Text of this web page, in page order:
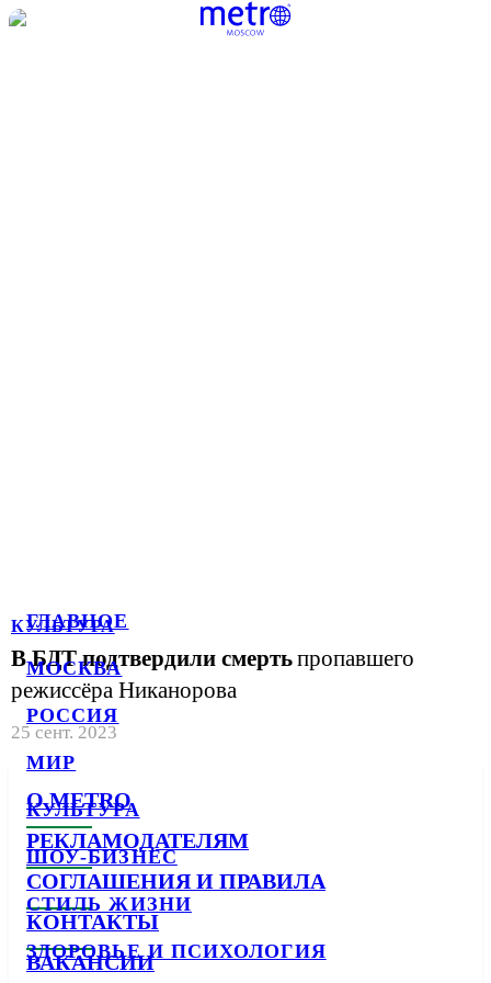
ГЛАВНОЕ
МОСКВА
РОССИЯ
МИР
КУЛЬТУРА
ШОУ-БИЗНЕС
СТИЛЬ ЖИЗНИ
ЗДОРОВЬЕ И ПСИХОЛОГИЯ
КУЛЬТУРА
В БДТ подтвердили смертьпропавшего
режиссёра Никанорова
25 сент. 2023
О METRO
РЕКЛАМОДАТЕЛЯМ
СОГЛАШЕНИЯ И ПРАВИЛА
КОНТАКТЫ
ВАКАНСИИ